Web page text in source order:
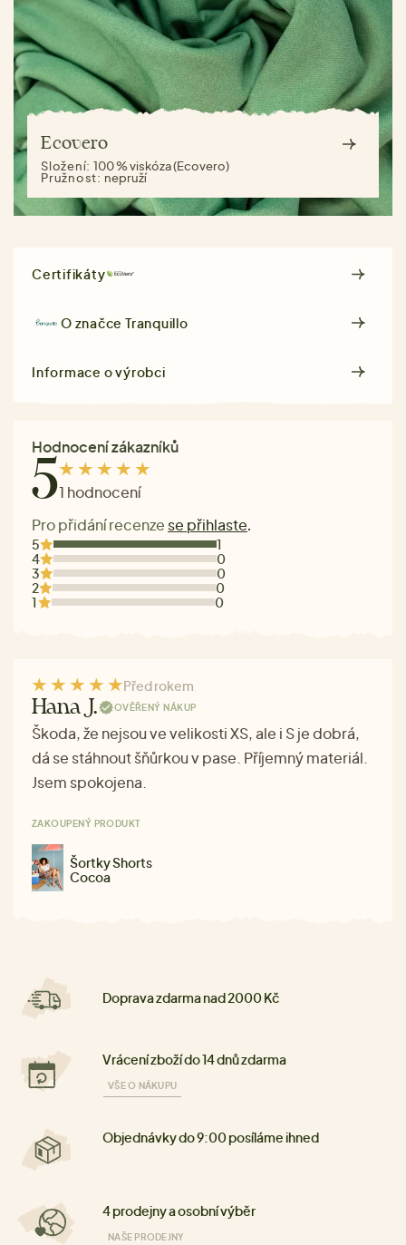
Ecovero
Složení:100 % viskóza (Ecovero)
Pružnost: nepruží
Certifikáty
O značceTranquillo
Informace o výrobci
Hodnocení zákazníků
51 hodnocení
Pro přidání recenze se přihlaste.
5
1
4
0
3
0
2
0
1
0
Před rokem
Hana J. OVĚŘENÝ NÁKUP
Škoda, že nejsou ve velikosti XS, ale i S je dobrá,
dá se stáhnout šňůrkou v pase. Příjemný materiál.
Jsem spokojena.
ZAKOUPENÝ PRODUKT
Šortky Shorts
Cocoa
Doprava zdarma nad 2000 Kč
Vrácení zboží do 14 dnů zdarma
VŠE O NÁKUPU
Objednávky do 9:00 posíláme ihned
4 prodejny a osobní výběr
NAŠE PRODEJNY